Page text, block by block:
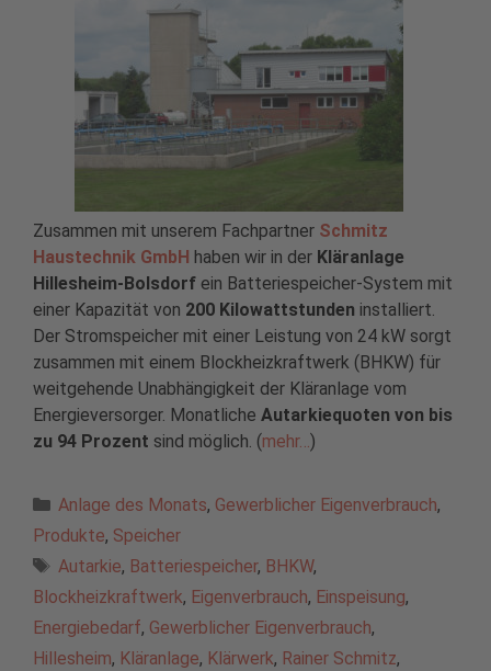
Zusammen mit unserem Fachpartner Schmitz
Haustechnik GmbH haben wir in der Kläranlage
Hillesheim-Bolsdorf ein Batteriespeicher-System mit
einer Kapazität von 200 Kilowattstunden installiert.
Der Stromspeicher mit einer Leistung von 24 kW sorgt
zusammen mit einem Blockheizkraftwerk (BHKW) für
weitgehende Unabhängigkeit der Kläranlage vom
Energieversorger. Monatliche Autarkiequoten von bis
zu 94 Prozent sind möglich. (mehr…)
Kategorien
Anlage des Monats, Gewerblicher Eigenverbrauch,
Produkte, Speicher
Schlagwörter
Autarkie, Batteriespeicher, BHKW,
Blockheizkraftwerk, Eigenverbrauch, Einspeisung,
Energiebedarf, Gewerblicher Eigenverbrauch,
Hillesheim, Kläranlage, Klärwerk, Rainer Schmitz,